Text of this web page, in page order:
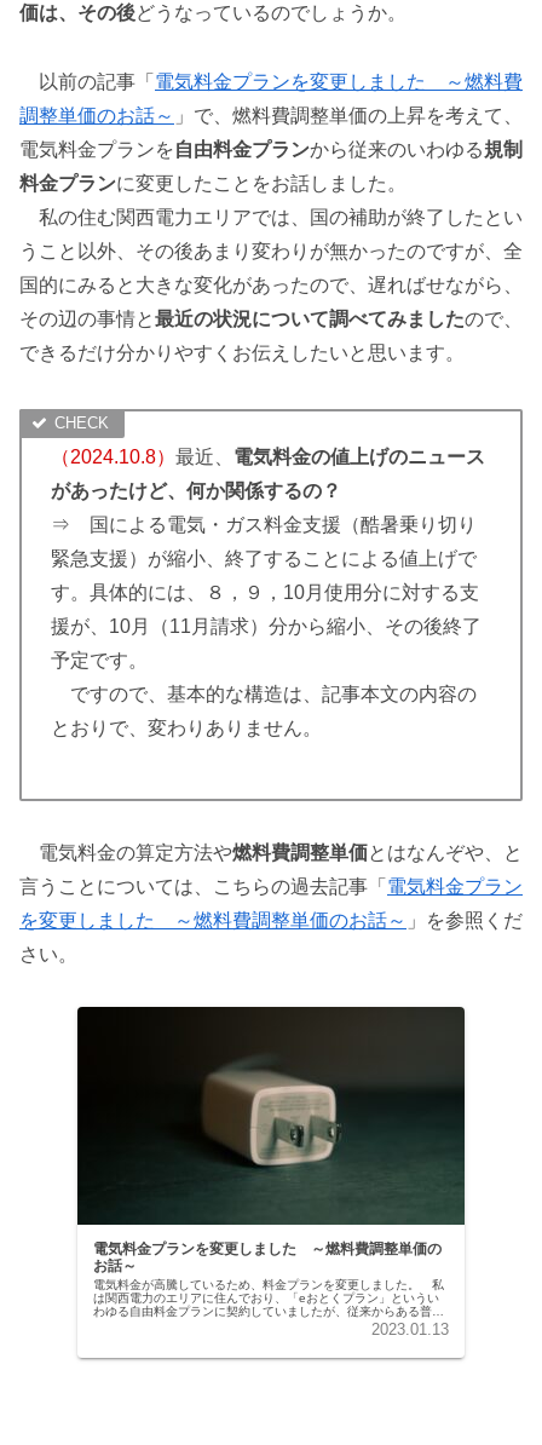
価は、その後どうなっているのでしょうか。
以前の記事「 電気料金プランを変更しました ～燃料費
調整単価のお話～ 」で、燃料費調整単価の上昇を考えて、
電気料金プランを自由料金プランから従来のいわゆる規制
料金プランに変更したことをお話しました。
私の住む関西電力エリアでは、国の補助が終了したとい
うこと以外、その後あまり変わりが無かったのですが、全
国的にみると大きな変化があったので、遅ればせながら、
その辺の事情と最近の状況について調べてみましたので、
できるだけ分かりやすくお伝えしたいと思います。
（2024.10.8） 最近、 電気料金の値上げのニュース
があったけど、何か関係するの？
⇒ 国による電気・ガス料金支援（酷暑乗り切り
緊急支援）が縮小、終了することによる値上げで
す。具体的には、８，９，10月使用分に対する支
援が、10月（11月請求）分から縮小、その後終了
予定です。
ですので、基本的な構造は、記事本文の内容の
とおりで、変わりありません。
電気料金の算定方法や燃料費調整単価とはなんぞや、と
言うことについては、こちらの過去記事「 電気料金プラン
を変更しました ～燃料費調整単価のお話～ 」を参照くだ
さい。
電気料金プランを変更しました ～燃料費調整単価の
お話～
電気料金が高騰しているため、料金プランを変更しました。 私
は関西電力のエリアに住んでおり、「eおとくプラン」というい
わゆる自由料金プランに契約していましたが、従来からある普通
の「従量電灯A」というプランに変更しました。 その理由が
2023.01.13